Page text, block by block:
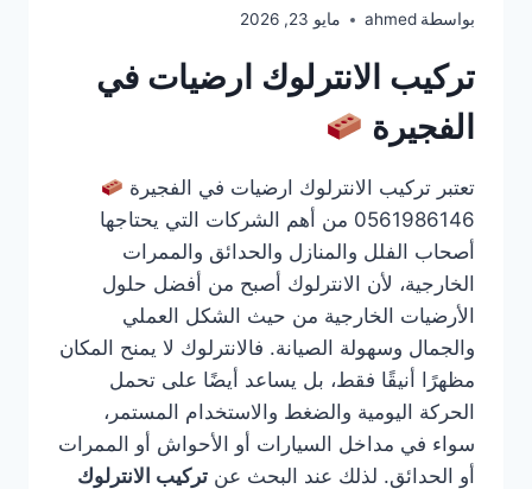
بواسطة ahmed مايو 23, 2026
تركيب الانترلوك ارضيات في
الفجيرة
تعتبر تركيب الانترلوك ارضيات في الفجيرة
0561986146 من أهم الشركات التي يحتاجها
أصحاب الفلل والمنازل والحدائق والممرات
الخارجية، لأن الانترلوك أصبح من أفضل حلول
الأرضيات الخارجية من حيث الشكل العملي
والجمال وسهولة الصيانة. فالانترلوك لا يمنح المكان
مظهرًا أنيقًا فقط، بل يساعد أيضًا على تحمل
الحركة اليومية والضغط والاستخدام المستمر،
سواء في مداخل السيارات أو الأحواش أو الممرات
أو الحدائق. لذلك عند البحث عن تركيب الانترلوك